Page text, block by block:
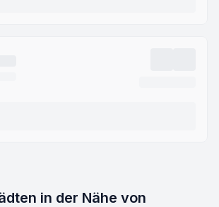
in der Nähe von